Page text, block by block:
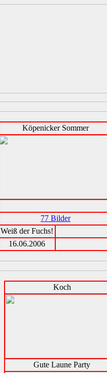
Köpenicker Sommer
77 Bilder
Weiß der Fuchs!
16.06.2006
Koch
Gute Laune Party